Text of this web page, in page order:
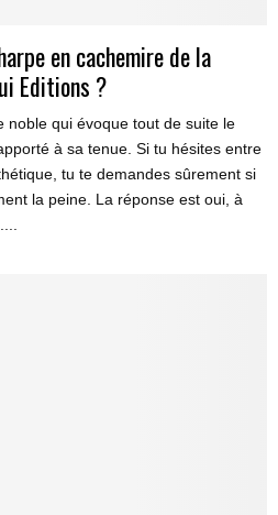
en cachemire de la
Editions ?
noble qui évoque tout de suite le
à sa tenue. Si tu hésites entre
tu te demandes sûrement si
la peine. La réponse est oui, à